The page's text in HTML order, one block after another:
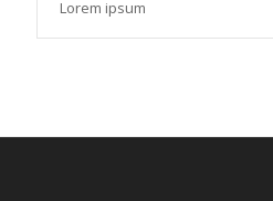
Lorem ipsum